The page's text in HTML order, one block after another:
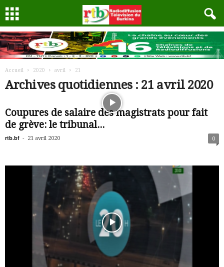
Accueil 2020 avril 21
Archives quotidiennes : 21 avril 2020
Coupures de salaire des magistrats pour fait
de grève: le tribunal...
rtb.bf - 21 avril 2020 0